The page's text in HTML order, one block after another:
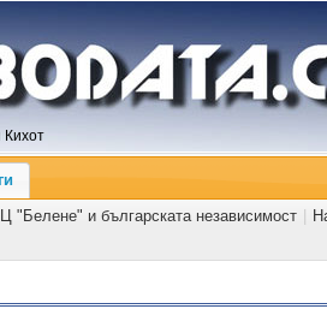
Кихот
"Белене" и българската независимост